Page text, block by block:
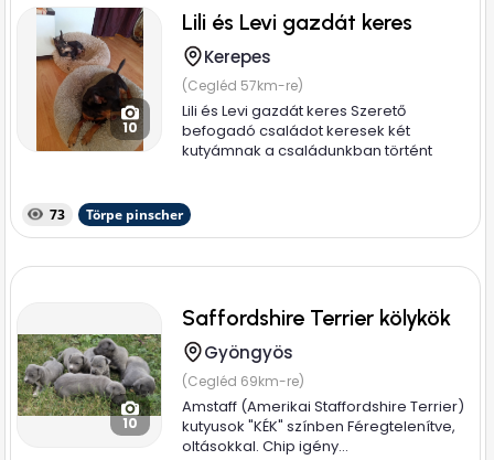
10
Lili és Levi gazdát keres
Kerepes
(Cegléd 57km-re)
Lili és Levi gazdát keres Szerető
befogadó családot keresek két
kutyámnak a családunkban történt
73 Törpe pinscher
10
Saffordshire Terrier kölykök
Gyöngyös
(Cegléd 69km-re)
Amstaff (Amerikai Staffordshire Terrier)
kutyusok "KÉK" színben Féregtelenítve,
oltásokkal. Chip igény...